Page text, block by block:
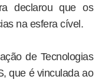
declarou que os
na esfera cível.
de Tecnologias
que é vinculada ao